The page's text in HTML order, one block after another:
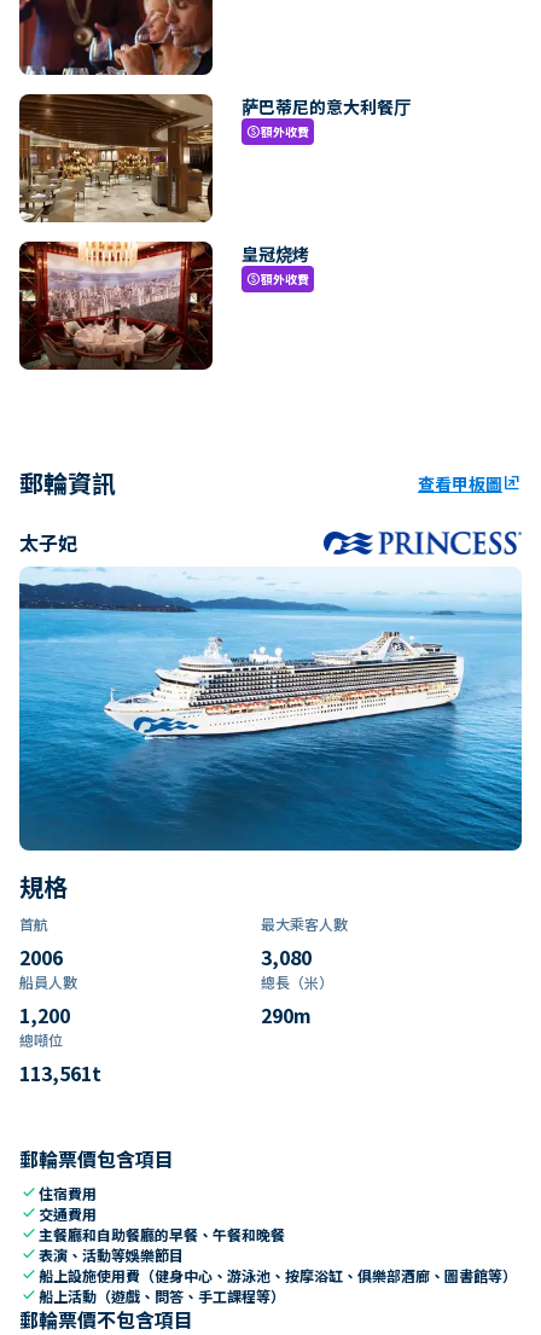
萨巴蒂尼的意大利餐厅
paid額外收費
皇冠烧烤
paid額外收費
郵輪資訊 查看甲板圖ungroup
太子妃
規格
首航
2006
最大乘客人數
3,080
船員人數
1,200
總長（米）
290m
總噸位
113,561t
郵輪票價包含項目
check住宿費用
check 交通費用
check 主餐廳和自助餐廳的早餐、午餐和晚餐
check表演、活動等娛樂節目
check船上設施使用費（健身中心、游泳池、按摩浴缸、俱樂部酒廊、圖書館等）
check船上活動（遊戲、問答、手工課程等）
郵輪票價不包含項目